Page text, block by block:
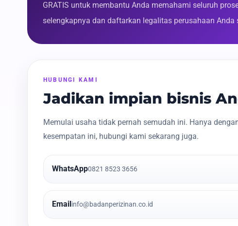
GRATIS untuk membantu Anda memahami seluruh
selengkapnya dan daftarkan legalitas perusahaan Anda
HUBUNGI KAMI
Jadikan impian bisnis
Memulai usaha tidak pernah semudah ini. Hanya
kesempatan ini, hubungi kami sekarang juga.
WhatsApp0821 8523 3656
Emailinfo@badanperizinan.co.id